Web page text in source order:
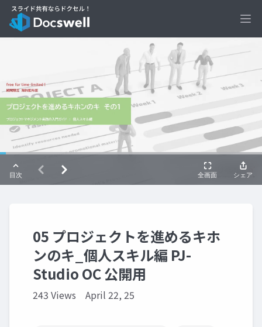
05 プロジェクトを進めるキホ
ンのキ_個人スキル編 PJ-
Studio OC 公開用
243 Views April 22, 25